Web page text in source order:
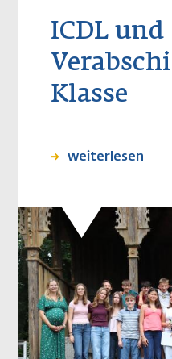
ICDL und
Klasse
weiterlesen